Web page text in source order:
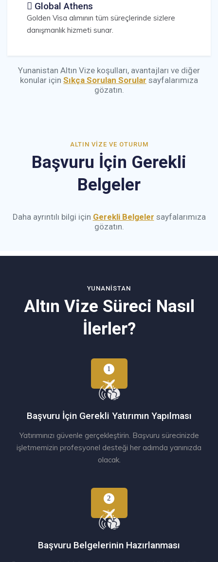
Global Athens
Golden Visa alımının tüm süreçlerinde sizlere
danışmanlık hizmeti sunar.
Yunanistan Altın Vize koşulları, avantajları ve diğer
konular için Sıkça Sorulan Sorular sayfalarımıza
gözatın.
ALTIN VIZE VE OTURUM
Başvuru İçin Gerekli
Belgeler
Daha ayrıntılı bilgi için Gerekli Belgeler sayfalarımıza
gözatın.
YUNANISTAN
Altın Vize Süreci Nasıl
İlerler?
Başvuru İçin Gerekli Yatırımın Yapılması
Yatırımınızı güvenle gerçekleştirin. Başvuru sürecinizde
işletmemizin profesyonel desteği her adımda yanınızda
olacak.
Başvuru Belgelerinin Hazırlanması